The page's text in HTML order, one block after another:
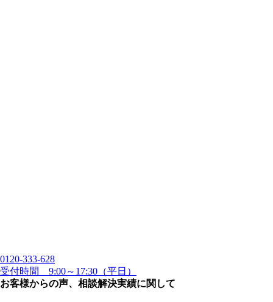
0120-333-628
受付時間 9:00～17:30（平日）
お客様からの声、相談解決実績に関して